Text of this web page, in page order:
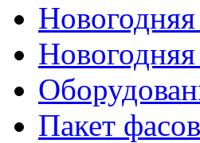
Пакет